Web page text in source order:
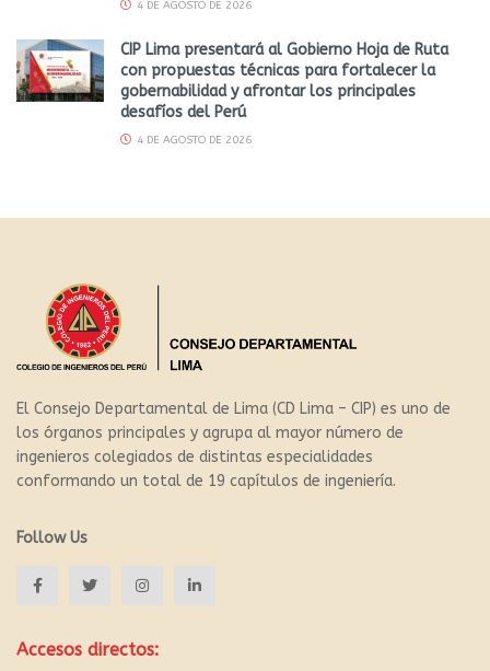
4 DE AGOSTO DE 2026
CIP Lima presentará al Gobierno Hoja de Ruta
con propuestas técnicas para fortalecer la
gobernabilidad y afrontar los principales
desafíos del Perú
4 DE AGOSTO DE 2026
El Consejo Departamental de Lima (CD Lima – CIP) es uno de
los órganos principales y agrupa al mayor número de
ingenieros colegiados de distintas especialidades
conformando un total de 19 capítulos de ingeniería.
Follow Us
Accesos directos: